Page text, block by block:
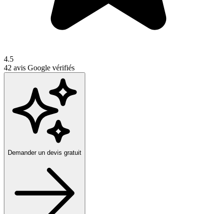
4.5
42 avis Google vérifiés
Demander un devis gratuit